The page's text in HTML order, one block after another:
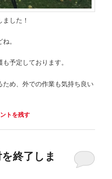
した！
。
予定しております。
め、外での作業も気持ち良い
トを残す
終了しま